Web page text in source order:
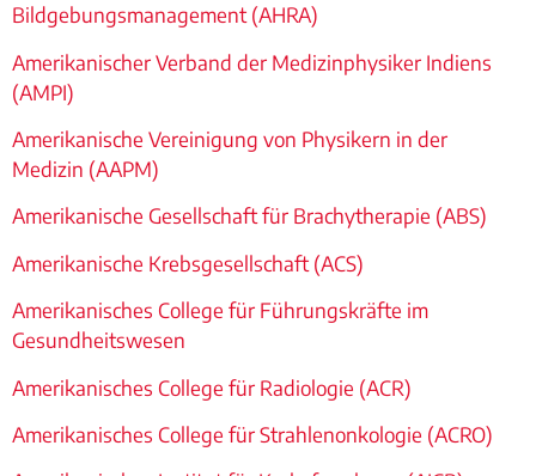
Bildgebungsmanagement (AHRA)
Amerikanischer Verband der Medizinphysiker Indiens
(AMPI)
Amerikanische Vereinigung von Physikern in der
Medizin (AAPM)
Amerikanische Gesellschaft für Brachytherapie (ABS)
Amerikanische Krebsgesellschaft (ACS)
Amerikanisches College für Führungskräfte im
Gesundheitswesen
Amerikanisches College für Radiologie (ACR)
Amerikanisches College für Strahlenonkologie (ACRO)